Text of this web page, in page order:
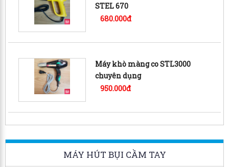
STEL 670
680.000đ
Máy khò màng co STL3000
chuyên dụng
950.000đ
MÁY HÚT BỤI CẦM TAY